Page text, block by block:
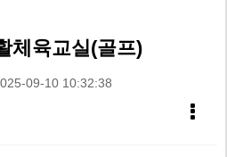
체육교실(골프)
09-10 10:32:38